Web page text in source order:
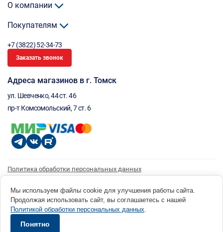
О компании
Покупателям
+7 (3822) 52-34-73
Заказать звонок
Адреса магазинов в г. Томск
ул. Шевченко, 44 ст. 46
пр-т Комсомольский, 7 ст. 6
Политика обработки персональных данных
Согласие на получение рассылки
© 1996 - 2026 инструмент парк «Мастер Плюс» Россия, г. Томск, ул. Шевченко, 44 ст. 46, (3822) 52-34-
73 okp@masterplus.tomsk.ru ИП Брусницын Д.Н. ИНН 701700002741
Мы используем файлы cookie для улучшения работы сайта.
Продолжая использовать сайт, вы соглашаетесь с нашей
Политикой обработки персональных данных.
Понятно